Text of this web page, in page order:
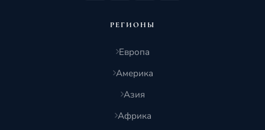
РЕГИОНЫ
Европа
Америка
Азия
Африка